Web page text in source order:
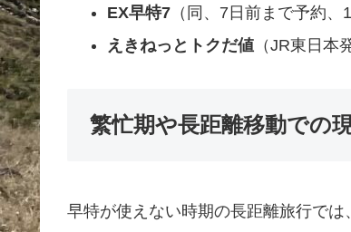
EX早特7（同、7日前まで予約、
えきねっとトクだ値（JR東日本
繁忙期や長距離移動での
早特が使えない時期の長距離旅行で